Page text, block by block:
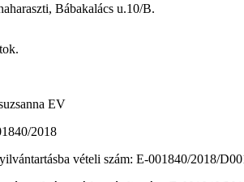
Bábakalács u.10/B.
EV
2018
vételi szám: E-001840/2018/